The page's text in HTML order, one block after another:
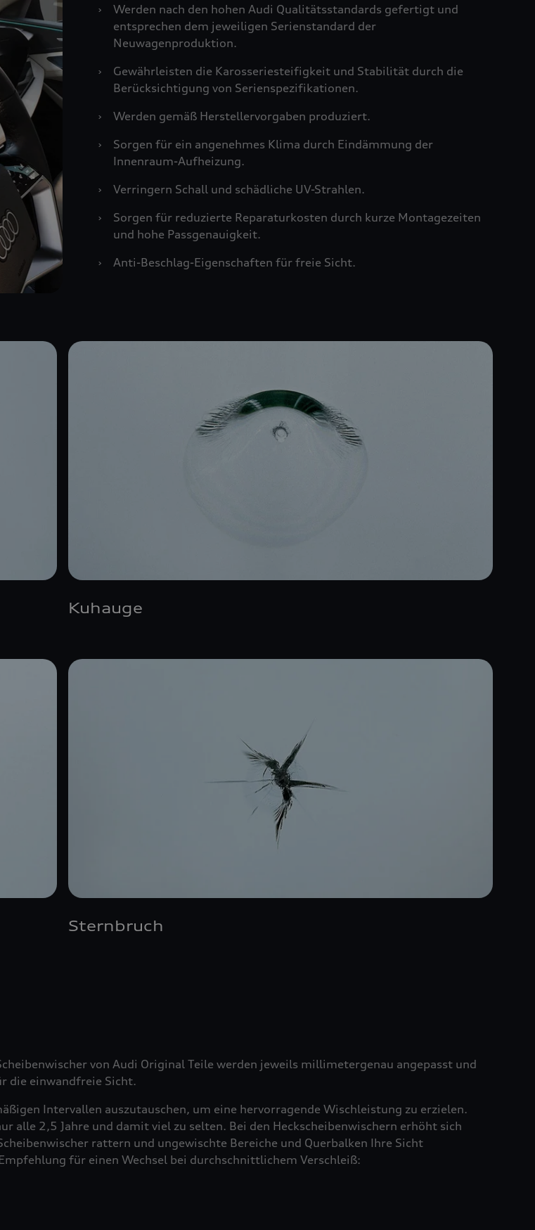
›
Werden nach den hohen Audi Qualitätsstandards gefertigt und
entsprechen dem jeweiligen Serienstandard der
Neuwagenproduktion.
›
Gewährleisten die Karosseriesteifigkeit und Stabilität durch die
Berücksichtigung von Serienspezifikationen.
›
Werden gemäß Herstellervorgaben produziert.
›
Sorgen für ein angenehmes Klima durch Eindämmung der
Innenraum-Aufheizung.
›
Verringern Schall und schädliche UV-Strahlen.
›
Sorgen für reduzierte Reparaturkosten durch kurze Montagezeiten
und hohe Passgenauigkeit.
›
Anti-Beschlag-Eigenschaften für freie Sicht.
Kuhauge
Sternbruch
von Audi Original Teile werden jeweils millimetergenau angepasst und
die einwandfreie Sicht.
Intervallen auszutauschen, um eine hervorragende Wischleistung zu erzielen.
alle 2,5 Jahre und damit viel zu selten. Bei den Heckscheibenwischern erhöht sich
rattern und ungewischte Bereiche und Querbalken Ihre Sicht
für einen Wechsel bei durchschnittlichem Verschleiß: